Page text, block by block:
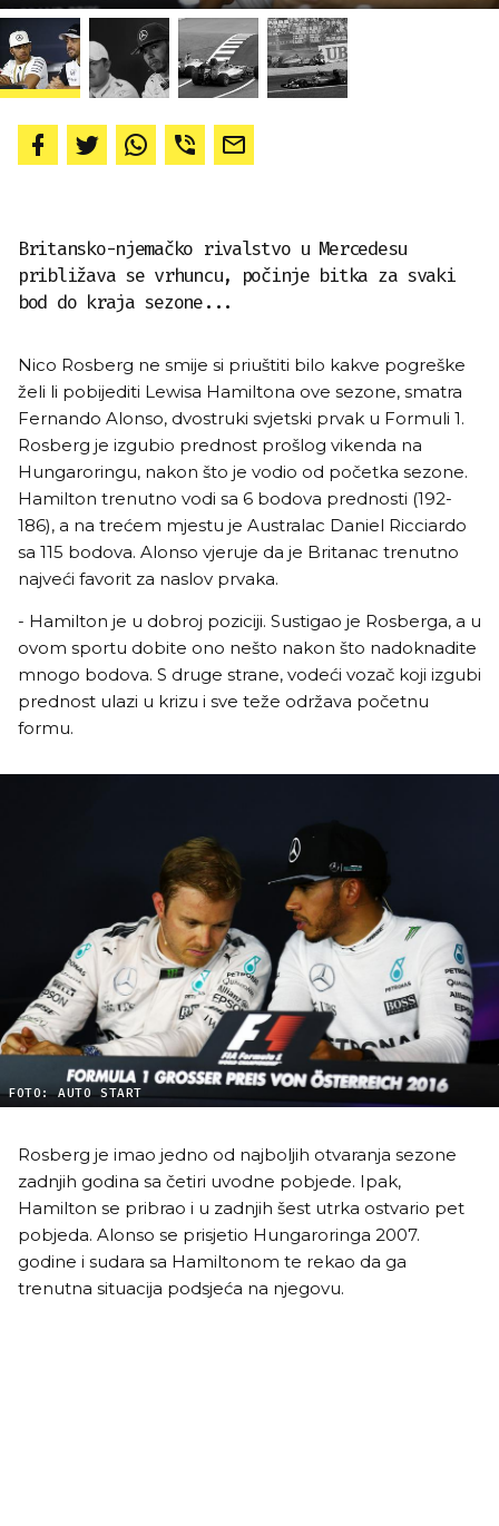
Britansko-njemačko rivalstvo u Mercedesu
približava se vrhuncu, počinje bitka za svaki
bod do kraja sezone...
Nico Rosberg ne smije si priuštiti bilo kakve pogreške
želi li pobijediti Lewisa Hamiltona ove sezone, smatra
Fernando Alonso, dvostruki svjetski prvak u Formuli 1.
Rosberg je izgubio prednost prošlog vikenda na
Hungaroringu, nakon što je vodio od početka sezone.
Hamilton trenutno vodi sa 6 bodova prednosti (192-
186), a na trećem mjestu je Australac Daniel Ricciardo
sa 115 bodova. Alonso vjeruje da je Britanac trenutno
najveći favorit za naslov prvaka.
- Hamilton je u dobroj poziciji. Sustigao je Rosberga, a u
ovom sportu dobite ono nešto nakon što nadoknadite
mnogo bodova. S druge strane, vodeći vozač koji izgubi
prednost ulazi u krizu i sve teže održava početnu
formu.
FOTO: AUTO START
Rosberg je imao jedno od najboljih otvaranja sezone
zadnjih godina sa četiri uvodne pobjede. Ipak,
Hamilton se pribrao i u zadnjih šest utrka ostvario pet
pobjeda. Alonso se prisjetio Hungaroringa 2007.
godine i sudara sa Hamiltonom te rekao da ga
trenutna situacija podsjeća na njegovu.